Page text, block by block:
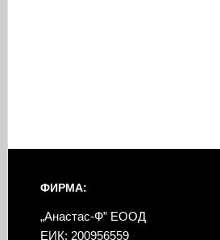
ФИРМА:
„Анастас-Ф” ЕООД
ЕИК: 200956559